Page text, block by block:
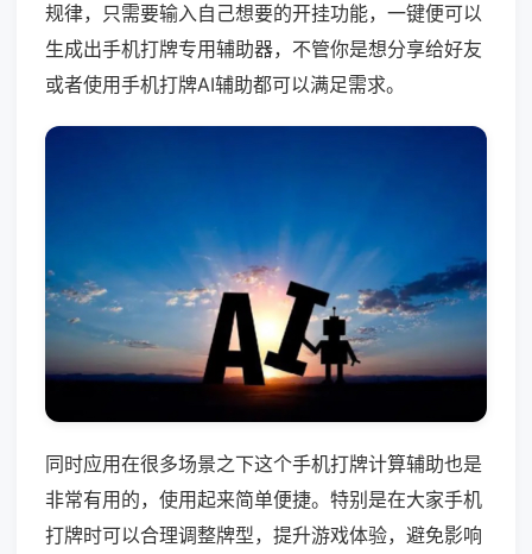
规律，只需要输入自己想要的开挂功能，一键便可以
生成出手机打牌专用辅助器，不管你是想分享给好友
或者使用手机打牌AI辅助都可以满足需求。
同时应用在很多场景之下这个手机打牌计算辅助也是
非常有用的，使用起来简单便捷。特别是在大家手机
打牌时可以合理调整牌型，提升游戏体验，避免影响